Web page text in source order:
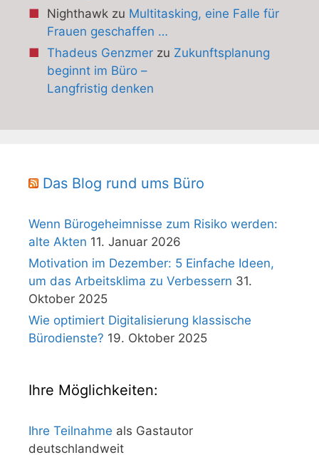
Nighthawkzu Multitasking, eine Falle für
Frauen geschaffen …
Thadeus Genzmerzu Zukunftsplanung
beginnt im Büro –
Langfristig denken
Das Blog rund ums Büro
Wenn Bürogeheimnisse zum Risiko werden:
alte Akten 11. Januar 2026
Motivation im Dezember: 5 Einfache Ideen,
um das Arbeitsklima zu Verbessern 31.
Oktober 2025
Wie optimiert Digitalisierung klassische
Bürodienste? 19. Oktober 2025
Ihre Möglichkeiten:
Ihre Teilnahme als Gastautor
deutschlandweit